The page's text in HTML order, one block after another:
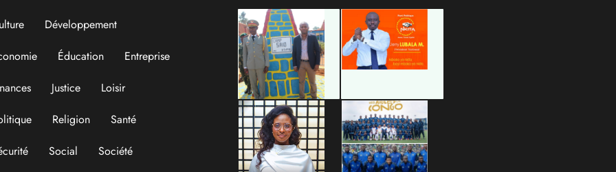
Développement
Éducation
Entreprise
Justice
Loisir
Religion
Santé
Social
Société